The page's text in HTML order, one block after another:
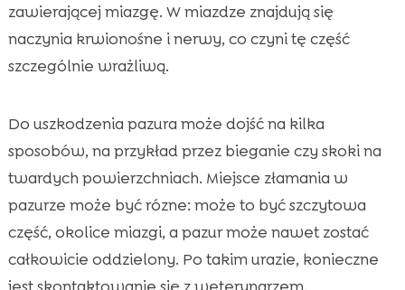
zawierającej miazgę. W miazdze znajdują się
naczynia krwionośne i nerwy, co czyni tę część
szczególnie wrażliwą.
Do uszkodzenia pazura może dojść na kilka
sposobów, na przykład przez bieganie czy skoki na
twardych powierzchniach. Miejsce złamania w
pazurze może być rózne: może to być szczytowa
część, okolice miazgi, a pazur może nawet zostać
całkowicie oddzielony. Po takim urazie, konieczne